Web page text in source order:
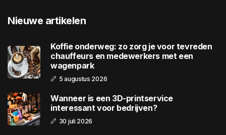
Nieuwe artikelen
Koffie onderweg: zo zorg je voor tevreden
chauffeurs en medewerkers met een
wagenpark
5 augustus 2026
Wanneer is een 3D-printservice
interessant voor bedrijven?
30 juli 2026